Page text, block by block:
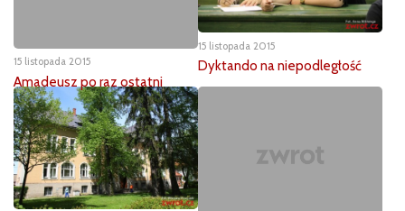
15 listopada 2015
Amadeusz po raz ostatni
15 listopada 2015
Dyktando na niepodległość